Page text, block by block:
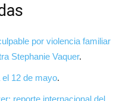
por violencia familiar
Stephanie Vaquer.
12 de mayo.
reporte internacional del